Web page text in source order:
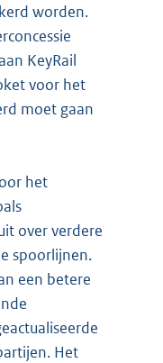
worden.
KeyRail
voor het
moet gaan
het
over verdere
spoorlijnen.
een betere
Het